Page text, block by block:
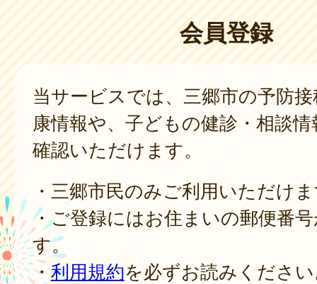
会員登録
当サービスでは、三郷市の予防
康情報や、子どもの健診・相談
確認いただけます。
・三郷市民のみご利用いただけ
・ご登録にはお住まいの郵便番
す。
・利用規約を必ずお読みくださ